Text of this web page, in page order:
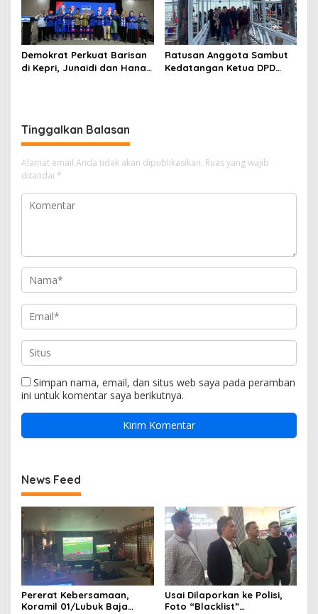
Demokrat Perkuat Barisan
di Kepri, Junaidi dan Hanafi
Ratusan Anggota Sambut
Kedatangan Ketua DPD
Tinggalkan Balasan
Alamat email Anda tidak akan dipublikasikan. Ruas yang wajib
ditandai *
Simpan nama, email, dan situs web saya pada peramban
ini untuk komentar saya berikutnya.
News Feed
Pererat Kebersamaan,
Koramil 01/Lubuk Baja
Usai Dilaporkan ke Polisi,
Foto “Blacklist”